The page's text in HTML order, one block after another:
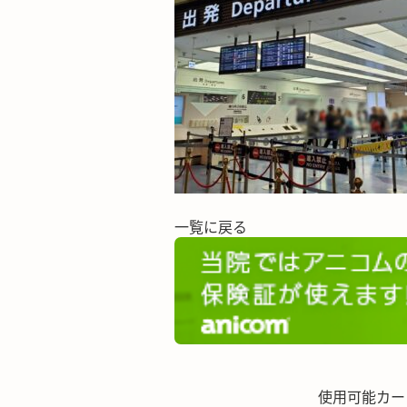
一覧に戻る
使用可能カ